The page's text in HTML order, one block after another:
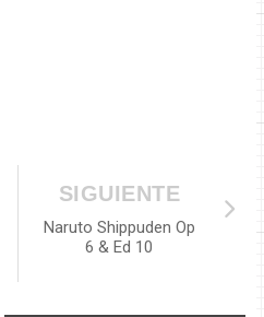
SIGUIENTE
Naruto Shippuden Op
6 & Ed 10